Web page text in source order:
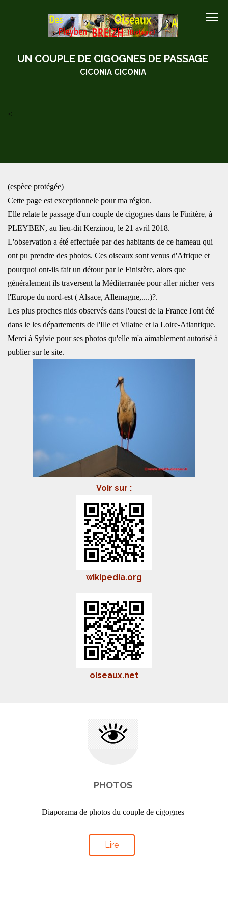
UN COUPLE DE CIGOGNES DE PASSAGE
CICONIA CICONIA
<
(espèce protégée)
Cette page est exceptionnele pour ma région.
Elle relate le passage d'un couple de cigognes dans le Finitère, à
PLEYBEN, au lieu-dit Kerzinou, le 21 avril 2018.
L'observation a été effectuée par des habitants de ce hameau qui
ont pu prendre des photos. Ces oiseaux sont venus d'Afrique et
pourquoi ont-ils fait un détour par le Finistère, alors que
généralement ils traversent la Méditerranée pour aller nicher vers
l'Europe du nord-est ( Alsace, Allemagne,....)?.
Les plus proches nids observés dans l'ouest de la France l'ont été
dans le les départements de l'Ille et Vilaine et la Loire-Atlantique.
Merci à Sylvie pour ses photos qu'elle m'a aimablement autorisé à
publier sur le site.
Voir sur :
wikipedia.org
oiseaux.net
PHOTOS
Diaporama de photos du couple de cigognes
Lire